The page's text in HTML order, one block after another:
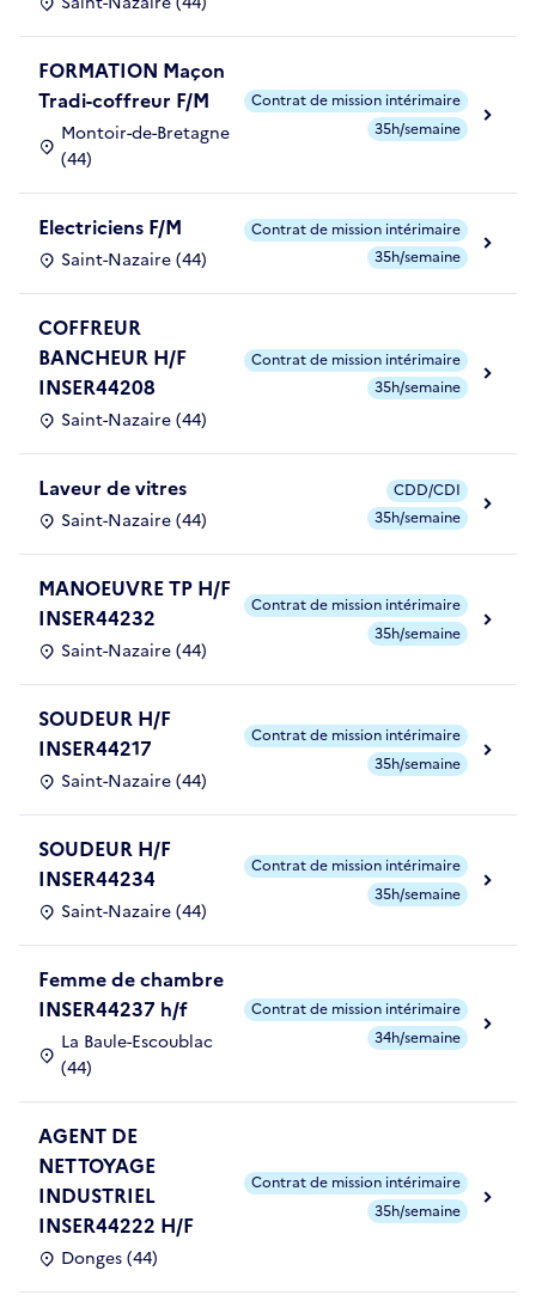
FORMATION Maçon
Tradi-coffreur F/M
Montoir-de-Bretagne
(44)
Contrat de mission intérimaire
35h/semaine
Electriciens F/M
Saint-Nazaire (44)
Contrat de mission intérimaire
35h/semaine
COFFREUR
BANCHEUR H/F
INSER44208
Saint-Nazaire (44)
Contrat de mission intérimaire
35h/semaine
Laveur de vitres
Saint-Nazaire (44)
CDD/CDI
35h/semaine
MANOEUVRE TP H/F
INSER44232
Saint-Nazaire (44)
Contrat de mission intérimaire
35h/semaine
SOUDEUR H/F
INSER44217
Saint-Nazaire (44)
Contrat de mission intérimaire
35h/semaine
SOUDEUR H/F
INSER44234
Saint-Nazaire (44)
Contrat de mission intérimaire
35h/semaine
Femme de chambre
INSER44237 h/f
La Baule-Escoublac
(44)
Contrat de mission intérimaire
34h/semaine
AGENT DE
NETTOYAGE
INDUSTRIEL
INSER44222 H/F
Donges (44)
Contrat de mission intérimaire
35h/semaine